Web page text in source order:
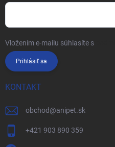
Vložením e-mailu súhlasíte s
Prihlásiť sa
KONTAKT
obchod@anipet.sk
+421 903 890 359